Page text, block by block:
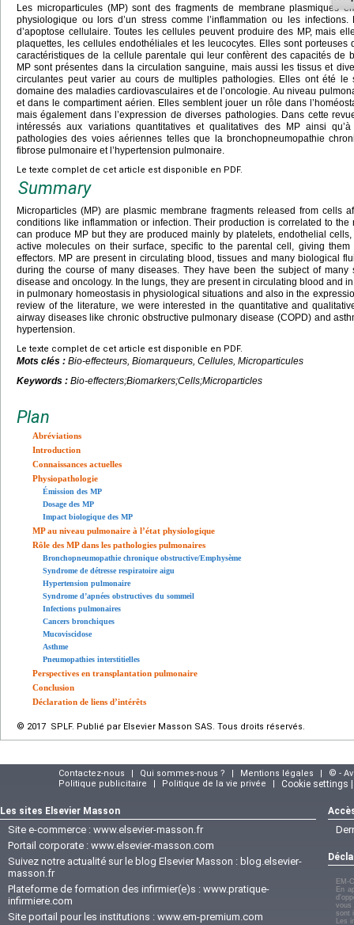
Les microparticules (MP) sont des fragments de membrane plasmiques
physiologique ou lors d’un stress comme l’inflammation ou les
d’apoptose cellulaire. Toutes les cellules peuvent produire des MP, mais
plaquettes, les cellules endothéliales et les leucocytes. Elles sont porteuses
caractéristiques de la cellule parentale qui leur confèrent des capacités de
MP sont présentes dans la circulation sanguine, mais aussi les tissus et
circulantes peut varier au cours de multiples pathologies. Elles ont été
domaine des maladies cardiovasculaires et de l’oncologie. Au niveau
et dans le compartiment aérien. Elles semblent jouer un rôle dans
mais également dans l’expression de diverses pathologies. Dans cette
intéressés aux variations quantitatives et qualitatives des MP ainsi
pathologies des voies aériennes telles que la bronchopneumopathie
fibrose pulmonaire et l’hypertension pulmonaire.
Le texte complet de cet article est disponible en PDF.
Summary
Microparticles (MP) are plasmic membrane fragments released from cells
conditions like inflammation or infection. Their production is correlated to
can produce MP but they are produced mainly by platelets, endothelial
active molecules on their surface, specific to the parental cell, giving
effectors. MP are present in circulating blood, tissues and many biological
during the course of many diseases. They have been the subject of
disease and oncology. In the lungs, they are present in circulating blood and
in pulmonary homeostasis in physiological situations and also in the
review of the literature, we were interested in the quantitative and
airway diseases like chronic obstructive pulmonary disease (COPD) and
hypertension.
Le texte complet de cet article est disponible en PDF.
Mots clés : Bio-effecteurs, Biomarqueurs, Cellules, Microparticules
Keywords : Bio-effecters;Biomarkers;Cells;Microparticles
Plan
Abréviations
Introduction
Connaissances actuelles
Physiopathologie
Émission des MP
Dosage des MP
Impact biologique des MP
MP au niveau pulmonaire à l’état physiologique
Rôle des MP dans les pathologies pulmonaires
Bronchopneumopathie chronique obstructive/Emphysème
Syndrome de détresse respiratoire aigu
Hypertension pulmonaire
Syndrome d’apnées obstructives du sommeil
Infections pulmonaires
Cancers bronchiques
Mucoviscidose
Asthme
Pneumopathies interstitielles
Perspectives en transplantation pulmonaire
Conclusion
Déclaration de liens d’intérêts
© 2017 SPLF. Publié par Elsevier Masson SAS. Tous droits réservés.
Contactez-nous | Qui sommes-nous ? | Mentions légales |
© -
Politique publicitaire
| Politique de la vie privée | Cookie settings
Les sites Elsevier Masson
Site e-commerce : www.elsevier-masson.fr
Portail corporate : www.elsevier-masson.com
Suivez notre actualité sur le blog Elsevier Masson : blog.elsevier-
masson.fr
Plateforme de formation des infirmier(e)s : www.pratique-
infirmiere.com
Site portail pour les institutions : www.em-premium.com
EM-
En
vous
sont
Les